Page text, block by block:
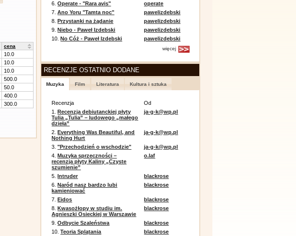
cena
10.0
10.0
10.0
500.0
50.0
400.0
300.0
6.Operate - "Rara avis"
operate
7.Ano Yoru "Tamta noc"
pawelizdebski
8.Przystanki na żądanie
pawelizdebski
9.Niebo - Paweł Izdebski
pawelizdebski
10.No Cóż - Paweł Izdebski pawelizdebski
więcej
RECENZJE OSTATNIO DODANE
Muzyka Film Literatura Kultura i sztuka
Recenzja
Od
1.Recenzja debiutanckiej płyty
Tulia „Tulia” – ludowego „małego
dzieła”
ja-g-k@wp.pl
2.Everything Was Beautiful, and
Nothing Hurt
ja-g-k@wp.pl
3."Przechodzień o wschodzie"
ja-g-k@wp.pl
4.Muzyka sprzeczności –
recenzja płyty Kaliny „Czyste
szumienie”
o.laf
5.Intruder
blackrose
6.Naród nasz bardzo lubi
kamieniować
blackrose
7.Eidos
blackrose
8.Kwasożłopy w studiu im.
Agnieszki Osieckiej w Warszawie
blackrose
9.Odbycie Szaleństwa
blackrose
10.Teoria Splątania blackrose